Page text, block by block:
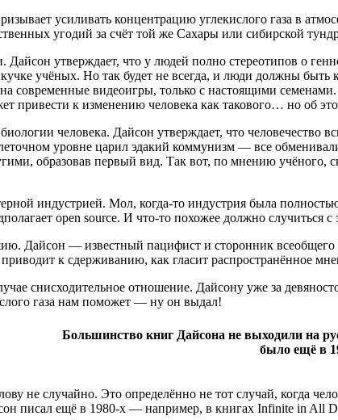
усиливать концентрацию углекислого газа в
угодий за счёт той же Сахары или сибирской
Дайсон утверждает, что у людей полно стереотипов о
учёных. Но так будет не всегда, и люди должны
современные видеоигры, только с настоящими
привести к изменению человека как такового… но об
человека. Дайсон утверждает, что человечество
уровне царил эдакий коммунизм — все
образовав первый вид. Так вот, по мнению
индустрией. Мол, когда-то индустрия была
open source. И что-то похожее должно случиться
Дайсон — известный пацифист и сторонник
к сдерживанию, как гласит распространённое
снисходительное отношение. Дайсону уже за
газа нам поможет — ну он выдал!
Большинство книг Дайсона не выходили на
было ещё в
не случайно. Это определённо не тот случай, когда
писал ещё в 1980-х — например, в книгах Infinite in All